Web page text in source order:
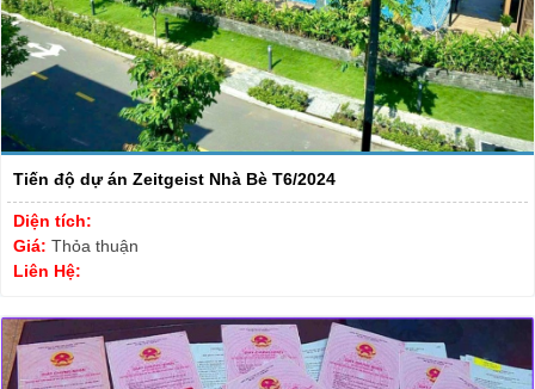
Tiến độ dự án Zeitgeist Nhà Bè T6/2024
Diện tích:
Giá: Thỏa thuận
Liên Hệ: